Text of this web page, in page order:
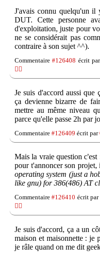
J'avais connu quelqu'un il
DUT. Cette personne
d'exploitation, juste pour
ne se considérait pas
contraire à son sujet ^^).
Commentaire#126408 écrit par
👎🏽
Je suis d'accord aussi que
ça devienne bizarre de
mettre au même niveau
parce qu'elle passe 2h par
Commentaire #126409 écrit par
Mais la vraie question c'est
pour t'annoncer son
operating system (just a
like gnu) for 386(486) AT
Commentaire#126410 écrit par
👎🏽
Je suis d'accord, ça a un
maison et maisonnette : je
je râle quand on me dit